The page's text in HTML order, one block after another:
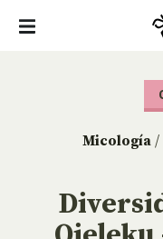
Micología/